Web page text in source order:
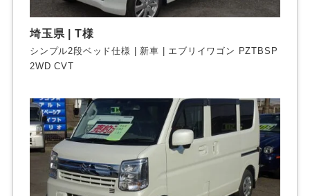
埼玉県 | T様
シンプル2段ベッド仕様 | 新車 | エブリイワゴン PZTBSP
2WD CVT